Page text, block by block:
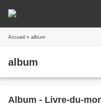
Accueil » album
album
Album - Livre-du-